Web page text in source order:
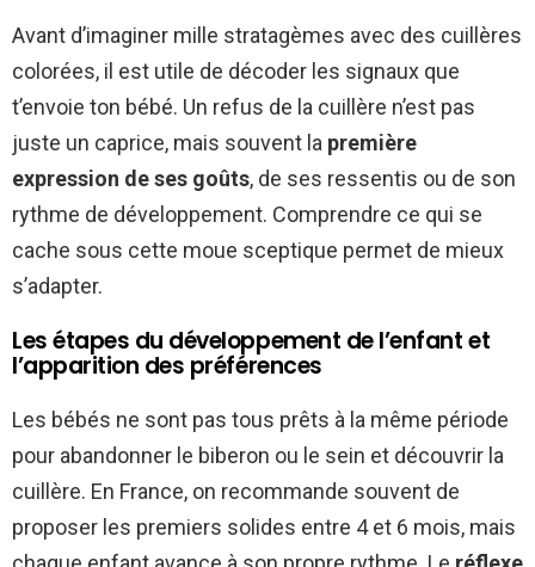
Avant d’imaginer mille stratagèmes avec des cuillères
colorées, il est utile de décoder les signaux que
t’envoie ton bébé. Un refus de la cuillère n’est pas
juste un caprice, mais souvent la première
expression de ses goûts, de ses ressentis ou de son
rythme de développement. Comprendre ce qui se
cache sous cette moue sceptique permet de mieux
s’adapter.
Les étapes du développement de l’enfant et
l’apparition des préférences
Les bébés ne sont pas tous prêts à la même période
pour abandonner le biberon ou le sein et découvrir la
cuillère. En France, on recommande souvent de
proposer les premiers solides entre 4 et 6 mois, mais